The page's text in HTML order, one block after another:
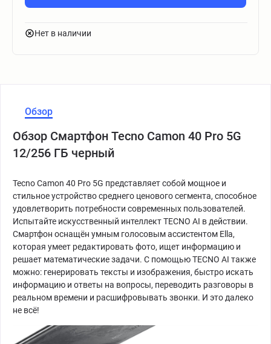
Нет в наличии
Обзор
Обзор Смартфон Tecno Camon 40 Pro 5G
12/256 ГБ черный
Tecno Camon 40 Pro 5G представляет собой мощное и
стильное устройство среднего ценового сегмента, способное
удовлетворить потребности современных пользователей.
Испытайте искусственный интеллект TECNO AI в действии.
Смартфон оснащён умным голосовым ассистентом Ella,
которая умеет редактировать фото, ищет информацию и
решает математические задачи. С помощью TECNO AI также
можно: генерировать тексты и изображения, быстро искать
информацию и ответы на вопросы, переводить разговоры в
реальном времени и расшифровывать звонки. И это далеко
не всё!